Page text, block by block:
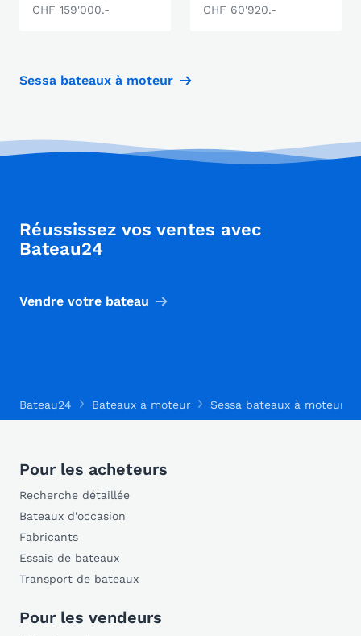
CHF 159'000.- CHF 60'920.-
Sessa bateaux à moteur
Réussissez vos ventes avec
Bateau24
Vendre votre bateau
Bateau24 Bateaux à moteur Sessa bateaux à moteur
Pour les acheteurs
Recherche détaillée
Bateaux d'occasion
Fabricants
Essais de bateaux
Transport de bateaux
Pour les vendeurs